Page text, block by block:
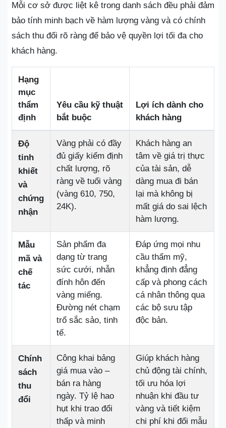
Mỗi cơ sở được liệt kê trong danh sách đều phải đảm
bảo tính minh bạch về hàm lượng vàng và có chính
sách thu đổi rõ ràng để bảo vệ quyền lợi tối đa cho
khách hàng.
Hạng
mục
thẩm
định
Yêu cầu kỹ thuật
bắt buộc
Lợi ích dành cho
khách hàng
Độ
tinh
khiết
và
chứng
nhận
Vàng phải có đầy
đủ giấy kiểm định
chất lượng, rõ
ràng về tuổi vàng
(vàng 610, 750,
24K).
Khách hàng an
tâm về giá trị thực
của tài sản, dễ
dàng mua đi bán
lại mà không bị
mất giá do sai lệch
hàm lượng.
Mẫu
mã và
chế
tác
Sản phẩm đa
dạng từ trang
sức cưới, nhẫn
đính hôn đến
vàng miếng.
Đường nét chạm
trổ sắc sảo, tinh
tế.
Đáp ứng mọi nhu
cầu thẩm mỹ,
khẳng định đẳng
cấp và phong cách
cá nhân thông qua
các bộ sưu tập
độc bản.
Chính
sách
thu
đổi
Công khai bảng
giá mua vào –
bán ra hàng
ngày. Tỷ lệ hao
hụt khi trao đổi
thấp và minh
Giúp khách hàng
chủ động tài chính,
tối ưu hóa lợi
nhuận khi đầu tư
vàng và tiết kiệm
chi phí khi đổi mẫu